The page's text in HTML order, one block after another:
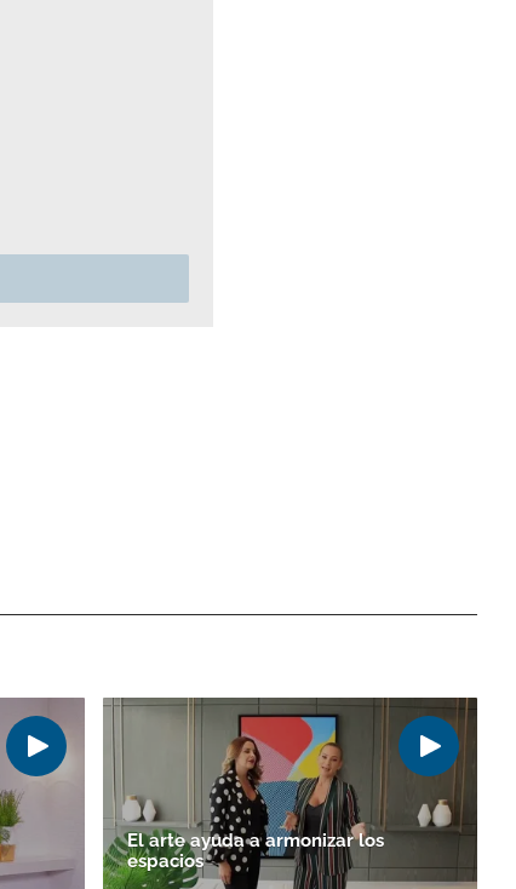
El arte ayuda a armonizar los
espacios